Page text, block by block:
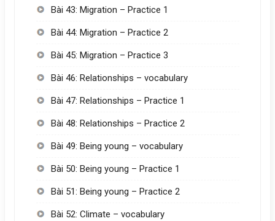
Bài 43: Migration – Practice 1
Bài 44: Migration – Practice 2
Bài 45: Migration – Practice 3
Bài 46: Relationships – vocabulary
Bài 47: Relationships – Practice 1
Bài 48: Relationships – Practice 2
Bài 49: Being young – vocabulary
Bài 50: Being young – Practice 1
Bài 51: Being young – Practice 2
Bài 52: Climate – vocabulary